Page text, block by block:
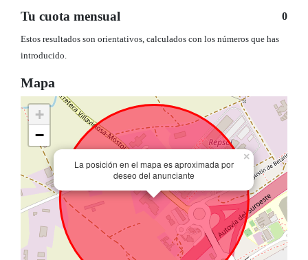
Tu cuota mensual 0
Estos resultados son orientativos, calculados con los números que has
introducido.
Mapa
La posición en el mapa es aproximada por
deseo del anunciante
×
+
−